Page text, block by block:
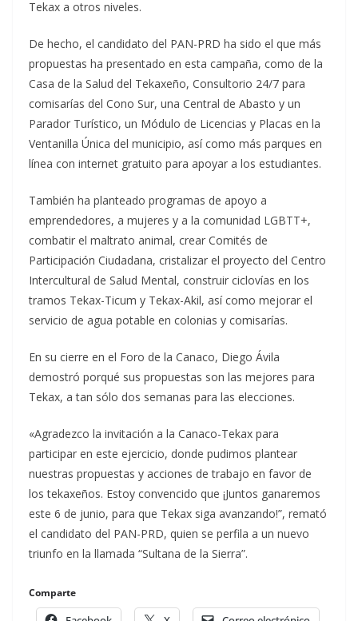
Tekax a otros niveles.
De hecho, el candidato del PAN-PRD ha sido el que más
propuestas ha presentado en esta campaña, como de la
Casa de la Salud del Tekaxeño, Consultorio 24/7 para
comisarías del Cono Sur, una Central de Abasto y un
Parador Turístico, un Módulo de Licencias y Placas en la
Ventanilla Única del municipio, así como más parques en
línea con internet gratuito para apoyar a los estudiantes.
También ha planteado programas de apoyo a
emprendedores, a mujeres y a la comunidad LGBTT+,
combatir el maltrato animal, crear Comités de
Participación Ciudadana, cristalizar el proyecto del Centro
Intercultural de Salud Mental, construir ciclovías en los
tramos Tekax-Ticum y Tekax-Akil, así como mejorar el
servicio de agua potable en colonias y comisarías.
En su cierre en el Foro de la Canaco, Diego Ávila
demostró porqué sus propuestas son las mejores para
Tekax, a tan sólo dos semanas para las elecciones.
«Agradezco la invitación a la Canaco-Tekax para
participar en este ejercicio, donde pudimos plantear
nuestras propuestas y acciones de trabajo en favor de
los tekaxeños. Estoy convencido que ¡Juntos ganaremos
este 6 de junio, para que Tekax siga avanzando!”, remató
el candidato del PAN-PRD, quien se perfila a un nuevo
triunfo en la llamada “Sultana de la Sierra”.
Comparte